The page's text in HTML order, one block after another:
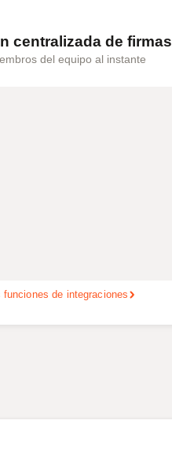
centralizada de firmas
del equipo al instante
funciones de integraciones